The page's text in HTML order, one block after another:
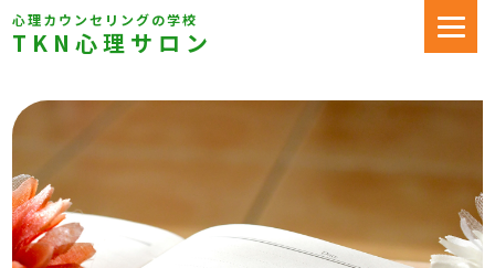
心理カウンセリングの学校
TKN心理サロン